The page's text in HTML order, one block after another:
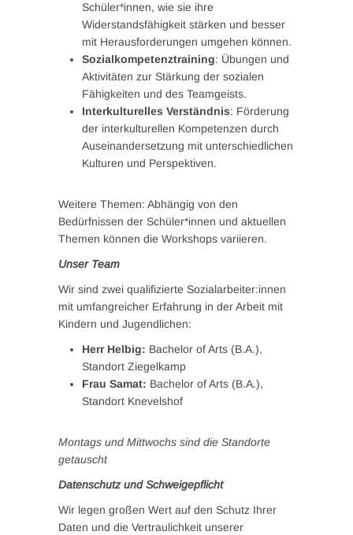
Schüler*innen, wie sie ihre
Widerstandsfähigkeit stärken und besser
mit Herausforderungen umgehen können.
Sozialkompetenztraining: Übungen und
Aktivitäten zur Stärkung der sozialen
Fähigkeiten und des Teamgeists.
Interkulturelles Verständnis: Förderung
der interkulturellen Kompetenzen durch
Auseinandersetzung mit unterschiedlichen
Kulturen und Perspektiven.
Weitere Themen: Abhängig von den
Bedürfnissen der Schüler*innen und aktuellen
Themen können die Workshops variieren.
Unser Team
Wir sind zwei qualifizierte Sozialarbeiter:innen
mit umfangreicher Erfahrung in der Arbeit mit
Kindern und Jugendlichen:
Herr Helbig: Bachelor of Arts (B.A.),
Standort Ziegelkamp
Frau Samat: Bachelor of Arts (B.A.),
Standort Knevelshof
Montags und Mittwochs sind die Standorte
getauscht
Datenschutz und Schweigepflicht
Wir legen großen Wert auf den Schutz Ihrer
Daten und die Vertraulichkeit unserer